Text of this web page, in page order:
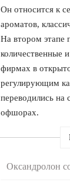
Он относится к
ароматов,
На втором этапе
количественные
фирмах в
регулирующим
переводились на
офшорах.
Оксандролон